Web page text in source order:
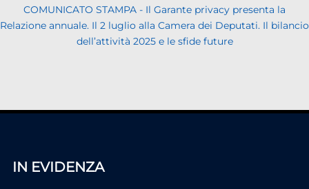
COMUNICATO STAMPA - Il Garante privacy presenta la
Relazione annuale. Il 2 luglio alla Camera dei Deputati. Il bilancio
dell’attività 2025 e le sfide future
IN EVIDENZA